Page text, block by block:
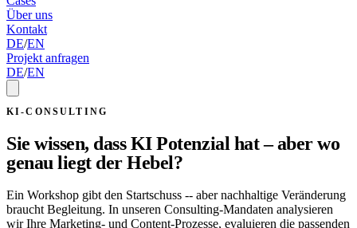
Über uns
Kontakt
DE/EN
Projekt anfragen
DE/EN
KI-CONSULTING
Sie wissen, dass KI Potenzial hat – aber wo
genau liegt der Hebel?
Ein Workshop gibt den Startschuss -- aber nachhaltige Veränderung
braucht Begleitung. In unseren Consulting-Mandaten analysieren
wir Ihre Marketing- und Content-Prozesse, evaluieren die passenden